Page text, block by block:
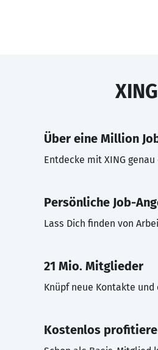
Über eine Million
Entdecke mit XING
Persönliche Job-
Lass Dich finden von
21 Mio. Mitglieder
Knüpf neue Kontakte
Kostenlos